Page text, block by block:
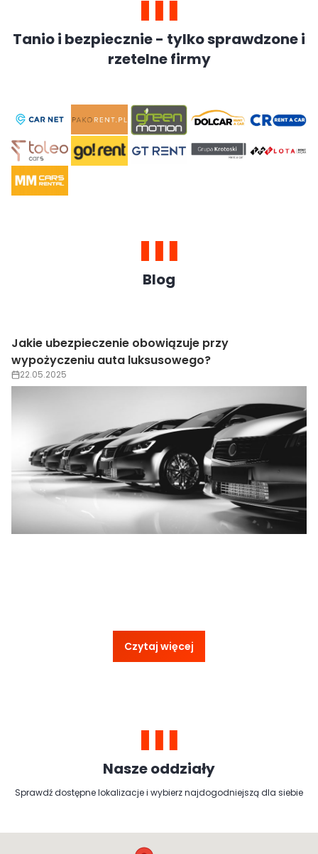
Tanio i bezpiecznie - tylko sprawdzone i
rzetelne firmy
Blog
Wypożyczenie auta luksusowego na wesele –
trendy 2025
22.05.2025
Czytaj więcej
Nasze oddziały
Sprawdź dostępne lokalizacje i wybierz najdogodniejszą dla siebie